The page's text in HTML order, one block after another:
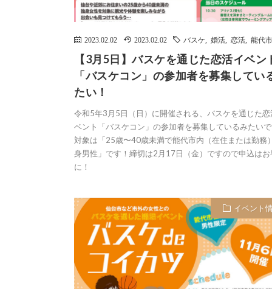
2023.02.02 2023.02.02 バスケ 婚活 恋活 能代市
【3月5日】バスケを通じた恋活イベン
「バスケコン」の参加者を募集してい
たい！
令和5年3月5日（日）に開催される、バスケを通じた恋
ベント「バスケコン」の参加者を募集しているみたい
対象は「25歳〜40歳未満で能代市内（在住または勤務
身男性」です！締切は2月17日（金）ですので申込はお
に！
イベント